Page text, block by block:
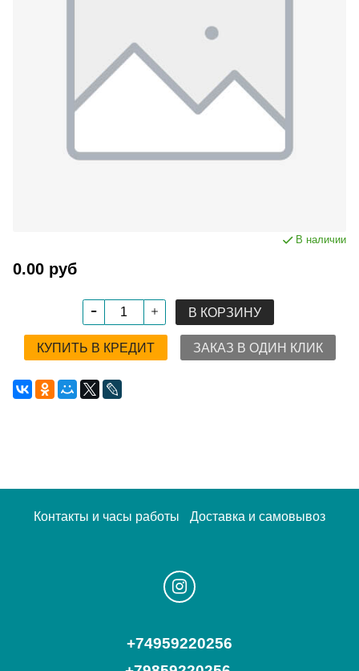
В наличии
0.00 руб
В КОРЗИНУ
КУПИТЬ В КРЕДИТ ЗАКАЗ В ОДИН КЛИК
Контакты и часы работы Доставка и самовывоз
+74959220256